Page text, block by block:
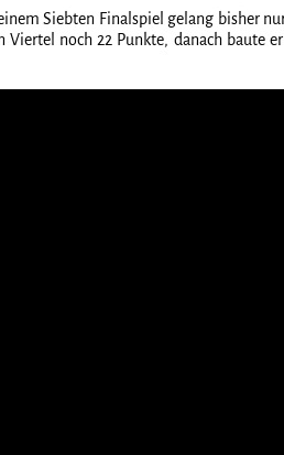
Siebten Finalspiel gelang bisher
noch 22 Punkte, danach baute